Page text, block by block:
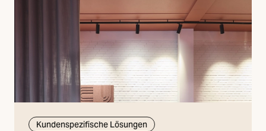
Kundenspezifische Lösungen